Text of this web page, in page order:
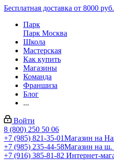
Бесплатная доставка от 8000
Парк
Парк Москва
Школа
Мастерская
Как купить
Магазины
Команда
Франшиза
Блог
...
Войти
8 (800) 250 50 06
+7 (985) 821-35-01Магазин на
+7 (985) 235-44-58Магазин на ш.
+7 (916) 385-81-82 Интернет-